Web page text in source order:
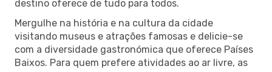
destino oferece de tudo para todos.
Mergulhe na história e na cultura da cidade
visitando museus e atrações famosas e delicie-se
com a diversidade gastronómica que oferece Países
Baixos. Para quem prefere atividades ao ar livre, as